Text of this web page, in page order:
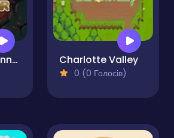
Space Guy Runner Charlotte Valley
0 (0 Голосів)